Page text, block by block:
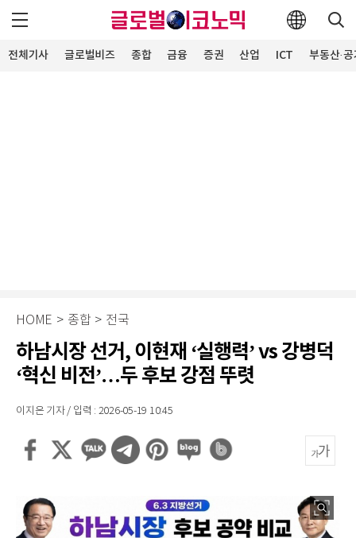
전체기사 글로벌비즈 종합 금융 증권 산업 ICT 부동산·
HOME > 종합 > 전국
하남시장 선거, 이현재 ‘실행력’ vs 강병덕
‘혁신 비전’…두 후보 강점 뚜렷
이지은 기자 / 입력 : 2026-05-19 10:45